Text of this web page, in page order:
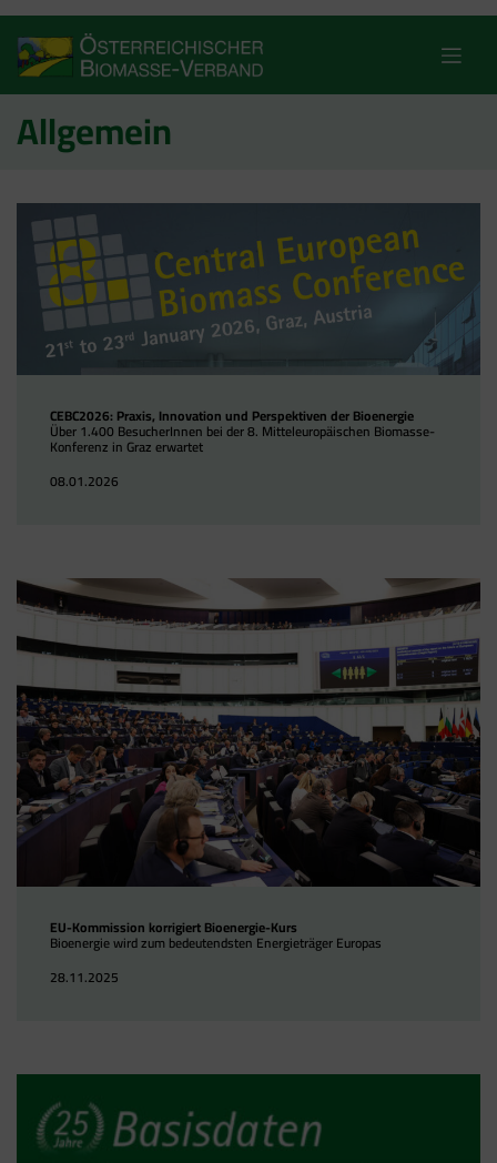
content
Allgemein
CEBC2026: Praxis, Innovation und Perspektiven der Bioenergie
Über 1.400 BesucherInnen bei der 8. Mitteleuropäischen Biomasse-
Konferenz in Graz erwartet
08.01.2026
EU-Kommission korrigiert Bioenergie-Kurs
Bioenergie wird zum bedeutendsten Energieträger Europas
28.11.2025